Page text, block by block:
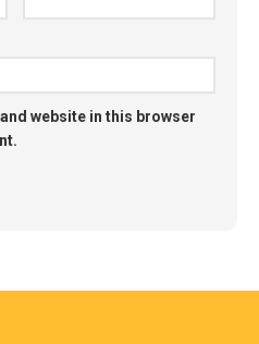
website in this browser